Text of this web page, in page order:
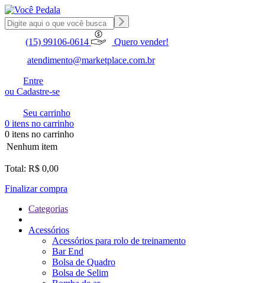
(15) 99106-0614
Quero vender!
atendimento@marketplace.com.br
Entre
ou Cadastre-se
Seu carrinho
0 itens no carrinho
0 itens no carrinho
Nenhum item
Total: R$ 0,00
Finalizar compra
Categorias
Acessórios
Acessórios para rolo de treinamento
Bar End
Bolsa de Quadro
Bolsa de Selim